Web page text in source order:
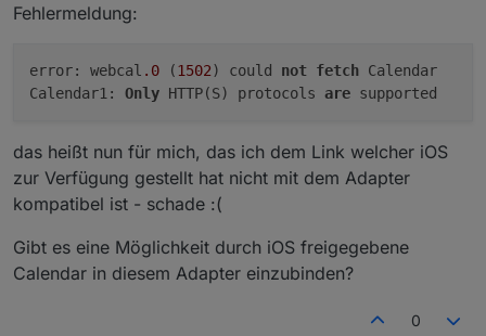
Fehlermeldung:
error: webcal .0 (1502) could not fetch Calendar
Calendar1: Only HTTP(S) protocols are supported
das heißt nun für mich, das ich dem Link welcher iOS
zur Verfügung gestellt hat nicht mit dem Adapter
kompatibel ist - schade :(
Gibt es eine Möglichkeit durch iOS freigegebene
Calendar in diesem Adapter einzubinden?
0